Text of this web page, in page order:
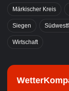
Märkischer Kreis
Siegen
Wirtschaft